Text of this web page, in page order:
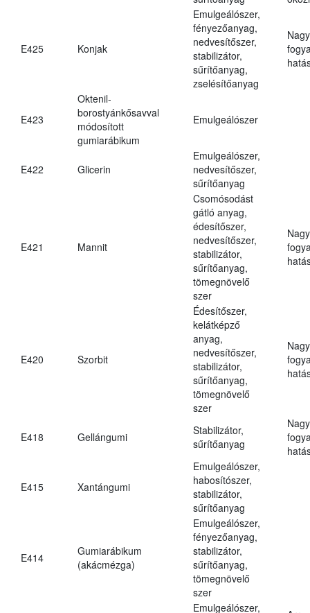
E425 Konjak
Emulgeálószer,
fényezőanyag,
nedvesítőszer,
stabilizátor,
sűrítőanyag,
zselésítőanyag
E423
Oktenil-
borostyánkősavval
módosított
gumiarábikum
Emulgeálószer
E422 Glicerin
Emulgeálószer,
nedvesítőszer,
sűrítőanyag
E421 Mannit
Csomósodást
gátló anyag,
édesítőszer,
nedvesítőszer,
stabilizátor,
sűrítőanyag,
tömegnövelő
szer
E420 Szorbit
Édesítőszer,
kelátképző
anyag,
nedvesítőszer,
stabilizátor,
sűrítőanyag,
tömegnövelő
szer
E418 Gellángumi
Stabilizátor,
sűrítőanyag
E415 Xantángumi
Emulgeálószer,
habosítószer,
stabilizátor,
sűrítőanyag
E414
Gumiarábikum
(akácmézga)
Emulgeálószer,
fényezőanyag,
stabilizátor,
sűrítőanyag,
tömegnövelő
szer
Emulgeálószer,